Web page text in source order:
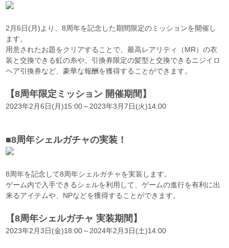
2月6日(月)より、8周年を記念した期間限定のミッションを開催し
ます。
用意されたお題をクリアすることで、最高レアリティ（MR）の衣
装と交換できる虹の糸や、引換券限定の髪型と交換できるニジイロ
ヘア引換券など、豪華な報酬を獲得することができます。
【8周年限定ミッション 開催期間】
2023年2月6日(月)15:00～2023年3月7日(火)14:00
■8周年シェルガチャの実装！
8周年を記念して8周年シェルガチャを実装します。
ゲーム内で入手できるシェルを利用して、ゲームの進行を有利に出
来るアイテムや、NPなどを獲得することができます。
【8周年シェルガチャ 実装期間】
2023年2月3日(金)18:00～2024年2月3日(土)14:00